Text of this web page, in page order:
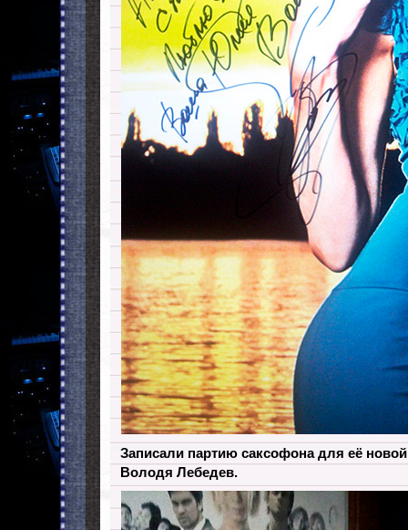
Записали партию саксофона для её
Володя Лебедев.